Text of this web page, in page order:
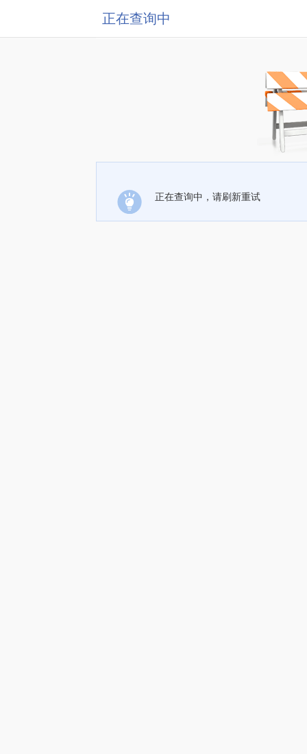
正在查询中
正在查询中，请刷新重试